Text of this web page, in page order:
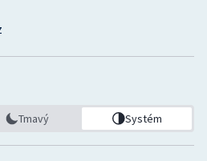
Tmavý Systém